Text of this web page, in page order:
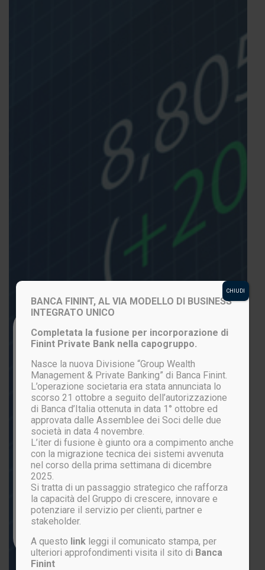
Login to your account
ACCEDI
Password persa?
Non sei ancora registrato?
BANCA FININT, AL VIA MODELLO DI BUSINESS
INTEGRATO UNICO
Completata la fusione per incorporazione di
Finint Private Bank nella capogruppo.
Nasce la nuova Divisione “Group Wealth
Management & Private Banking” di Banca Finint.
L’operazione societaria era stata annunciata lo
scorso 21 ottobre a seguito dell’autorizzazione
di Banca d’Italia ottenuta in data 1° ottobre ed
approvata dalle Assemblee dei Soci delle due
società in data 4 novembre.
L’iter di fusione è giunto ora a compimento anche
con la migrazione tecnica dei sistemi avvenuta
nel corso della prima settimana di dicembre
2025.
Si tratta di un passaggio strategico che rafforza
la capacità del Gruppo di crescere, innovare e
potenziare il servizio per clienti, partner e
stakeholder.
A questo link leggi il comunicato stampa, per
ulteriori approfondimenti visita il sito di Banca
Finint
CHIUDI